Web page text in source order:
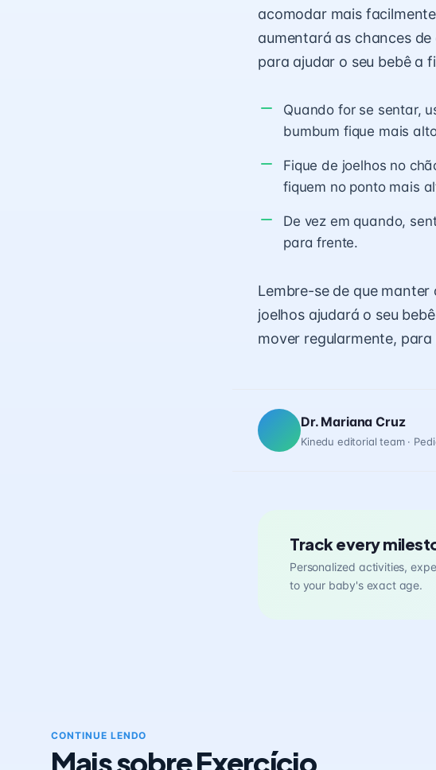
acomodar mais
aumentará as chances
para ajudar o seu bebê a
Quando for se sentar,
bumbum fique mais
Fique de joelhos no
fiquem no ponto mais
De vez em quando,
para frente.
Lembre-se de que manter
joelhos ajudará o seu
mover regularmente,
Dr. Mariana Cruz
Kinedu editorial team ·
Track every
Personalized activities,
to your baby's exact age.
CONTINUE LENDO
Mais sobre Exercício